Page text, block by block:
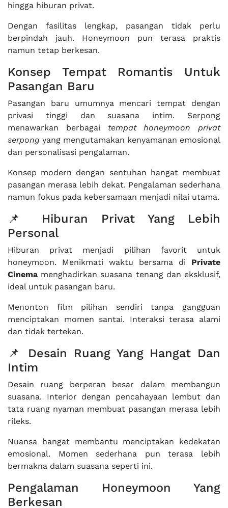
hingga hiburan privat.
Dengan fasilitas lengkap, pasangan tidak perlu
berpindah jauh. Honeymoon pun terasa praktis
namun tetap berkesan.
Konsep Tempat Romantis Untuk
Pasangan Baru
Pasangan baru umumnya mencari tempat dengan
privasi tinggi dan suasana intim. Serpong
menawarkan berbagai tempat honeymoon privat
serpong yang mengutamakan kenyamanan emosional
dan personalisasi pengalaman.
Konsep modern dengan sentuhan hangat membuat
pasangan merasa lebih dekat. Pengalaman sederhana
namun fokus pada kebersamaan menjadi nilai utama.
📌 Hiburan Privat Yang Lebih
Personal
Hiburan privat menjadi pilihan favorit untuk
honeymoon. Menikmati waktu bersama di Private
Cinema menghadirkan suasana tenang dan eksklusif,
ideal untuk pasangan baru.
Menonton film pilihan sendiri tanpa gangguan
menciptakan momen santai. Interaksi terasa alami
dan tidak tertekan.
📌 Desain Ruang Yang Hangat Dan
Intim
Desain ruang berperan besar dalam membangun
suasana. Interior dengan pencahayaan lembut dan
tata ruang nyaman membuat pasangan merasa lebih
rileks.
Nuansa hangat membantu menciptakan kedekatan
emosional. Momen sederhana pun terasa lebih
bermakna dalam suasana seperti ini.
Pengalaman Honeymoon Yang
Berkesan